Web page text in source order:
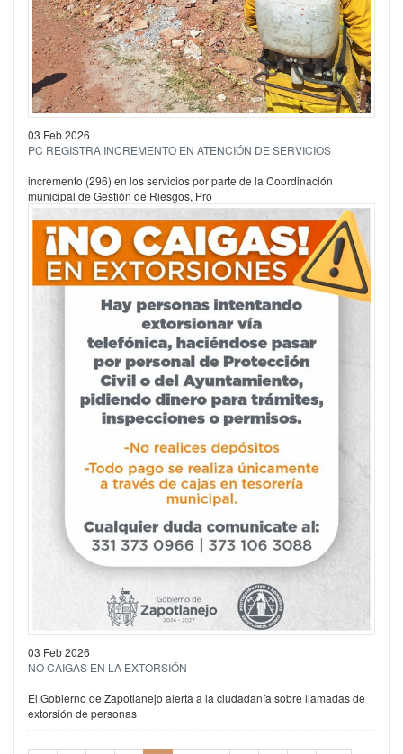
03 Feb 2026
PC REGISTRA INCREMENTO EN ATENCIÓN DE SERVICIOS
incremento (296) en los servicios por parte de la Coordinación
municipal de Gestión de Riesgos, Pro
03 Feb 2026
NO CAIGAS EN LA EXTORSIÓN
El Gobierno de Zapotlanejo alerta a la ciudadanía sobre llamadas de
extorsión de personas